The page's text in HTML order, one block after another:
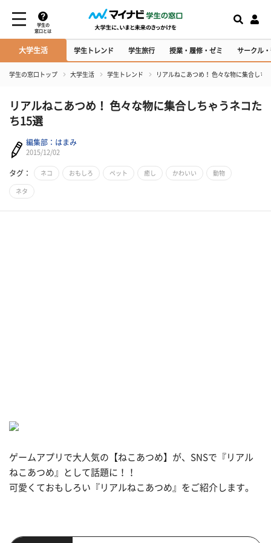
学生の
窓口とは
大学生活 学生トレンド 学生旅行 授業・履修・ゼミ サークル
学生の窓口トップ 大学生活 学生トレンド リアルねこあつめ！ 色々な物に集合しち
リアルねこあつめ！ 色々な物に集合しちゃうネコた
ち15選
編集部：はまみ
2015/12/02
タグ： ネコ おもしろ ペット 癒し かわいい 動物
ネタ
ゲームアプリで大人気の【ねこあつめ】が、SNSで『リアル
ねこあつめ』として話題に！！
可愛くておもしろい『リアルねこあつめ』をご紹介します。